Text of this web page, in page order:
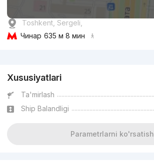
Toshkent, Sergeli,
Чинар 635 м 8 мин
Xususiyatlari
Ta'mirlash
Ship Balandligi
Parametrlarni ko'rsatish